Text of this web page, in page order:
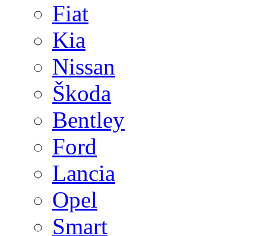
Fiat
Kia
Nissan
Škoda
Bentley
Ford
Lancia
Opel
Smart